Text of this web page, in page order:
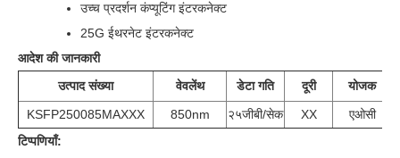
उच्च प्रदर्शन कंप्यूटिंग इंटरकनेक्ट
25G ईथरनेट इंटरकनेक्ट
आदेश की जानकारी
उत्पाद संख्या
वेवलेंथ डेटा गति दूरी
योजक
KSFP250085MAXXX
850nm २५जीबी/सेक XX
एओसी
टिप्पणियाँ: